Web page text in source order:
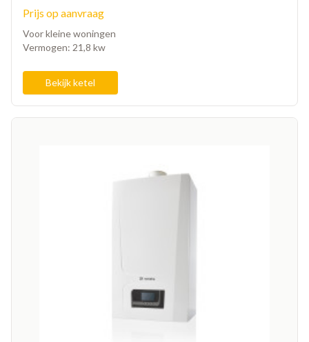
Prijs op aanvraag
Voor kleine woningen
Vermogen: 21,8 kw
Bekijk ketel